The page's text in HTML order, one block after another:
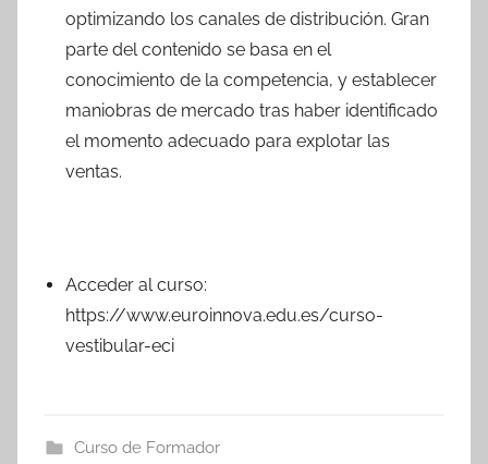
optimizando los canales de distribución. Gran
parte del contenido se basa en el
conocimiento de la competencia, y establecer
maniobras de mercado tras haber identificado
el momento adecuado para explotar las
ventas.
Acceder al curso:
https://www.euroinnova.edu.es/curso-
vestibular-eci
Curso de Formador